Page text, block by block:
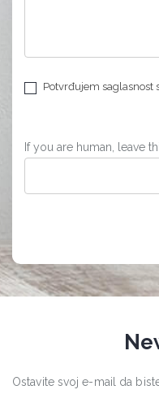
Potvrđujem saglasnost
If you are human, leave
Ostavite svoj e-mail da